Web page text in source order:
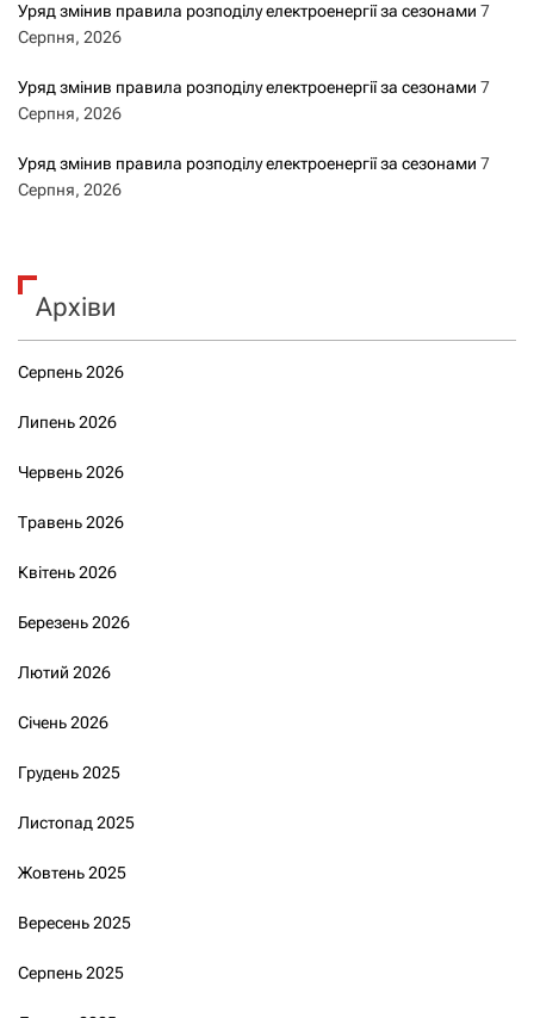
Уряд змінив правила розподілу електроенергії за сезонами 7
Серпня, 2026
Уряд змінив правила розподілу електроенергії за сезонами 7
Серпня, 2026
Уряд змінив правила розподілу електроенергії за сезонами 7
Серпня, 2026
Архіви
Серпень 2026
Липень 2026
Червень 2026
Травень 2026
Квітень 2026
Березень 2026
Лютий 2026
Січень 2026
Грудень 2025
Листопад 2025
Жовтень 2025
Вересень 2025
Серпень 2025